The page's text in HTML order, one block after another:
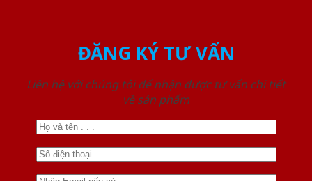
ĐĂNG KÝ TƯ VẤN
Liên hệ với chúng tôi để nhận được tư vấn chi tiết
về sản phẩm